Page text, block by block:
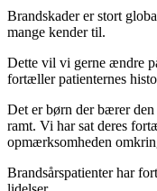
Brandskader er stort
mange kender til.
Dette vil vi gerne ændre
fortæller patienternes
Det er børn der bærer
ramt. Vi har sat deres
opmærksomheden
Brandsårspatienter har